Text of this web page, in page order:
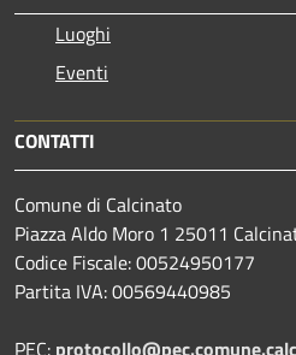
Luoghi
Eventi
CONTATTI
Comune di Calcinato
Piazza Aldo Moro 1 25011
Codice Fiscale: 00524950177
Partita IVA: 00569440985
PEC: